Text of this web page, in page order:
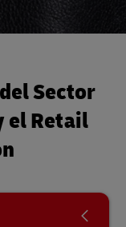
Sector
el Retail